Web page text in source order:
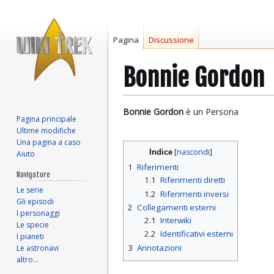
Bonnie Gordon
Vai
navigazione
Vai
ricerca
Bonnie Gordon è un Persona
Indice
1 Riferimenti
1.1 Riferimenti diretti
1.2 Riferimenti inversi
2 Collegamenti esterni
2.1 Interwiki
2.2 Identificativi esterni
3 Annotazioni
Pagina Discussione
Pagina principale
Ultime modifiche
Una pagina a caso
Aiuto
Navigatore
Le serie
Gli episodi
I personaggi
Le specie
I pianeti
Le astronavi
altro…